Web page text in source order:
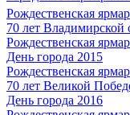
Рождественская
70 лет Владимирской
Рождественская
День города 2015
Рождественская
70 лет Великой
День города 2016